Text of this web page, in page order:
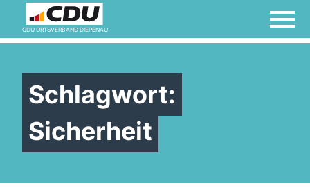
CDU ORTSVERBAND DIEPENAU
Schlagwort:
Sicherheit